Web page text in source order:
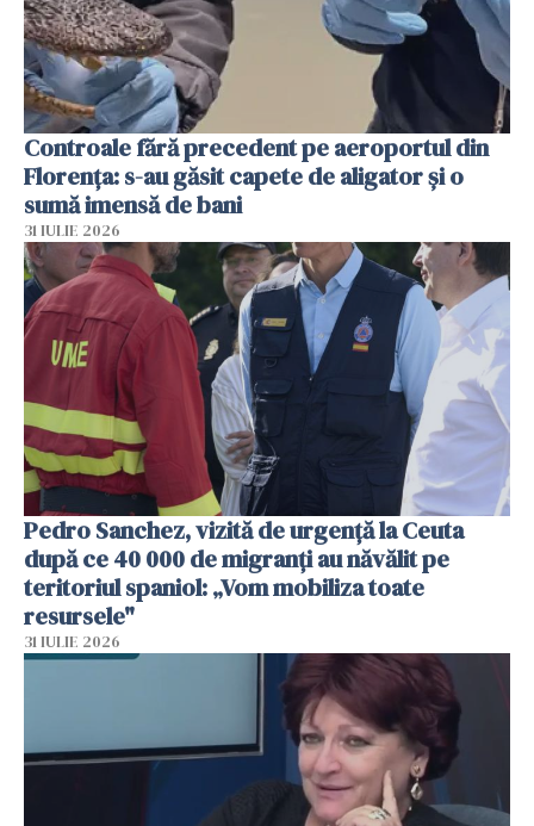
Controale fără precedent pe aeroportul din
Florența: s-au găsit capete de aligator și o
sumă imensă de bani
31 IULIE 2026
Pedro Sanchez, vizită de urgență la Ceuta
după ce 40 000 de migranți au năvălit pe
teritoriul spaniol: „Vom mobiliza toate
resursele"
31 IULIE 2026